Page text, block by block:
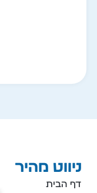
ניווט מהיר
דף הבית